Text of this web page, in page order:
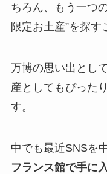
ちろん、もう一つ
限定お土産”を探す
万博の思い出とし
産としてもぴった
す。
中でも最近SNSを
フランス館で手に